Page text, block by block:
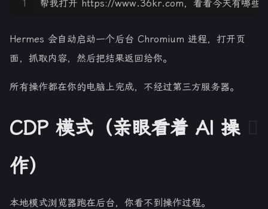
1 帮我打开 https://www.36kr.com，看看今天有哪些
Hermes 会自动启动一个后台 Chromium 进程，打开页
面，抓取内容，然后把结果返回给你。
所有操作都在你的电脑上完成，不经过第三方服务器。
CDP 模式（亲眼看着 AI 操
作）
本地模式浏览器跑在后台，你看不到操作过程。